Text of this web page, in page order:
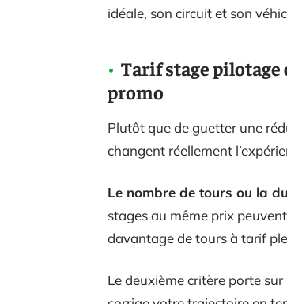
idéale, son circuit et son
Tarif stage
promo
Plutôt que de guetter une
changent réellement
Le nombre de tours ou la
stages au même prix
davantage de tours à tarif
Le deuxième critère porte